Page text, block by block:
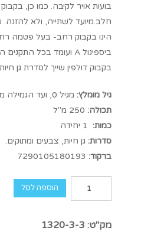
בועות אויר לקיבה. כמו כן,
חלב.מיועד לשתייה, ולא
הינו בקבוק רחב- בעל פטמה
ביספינול A ועומד בכל התקנים הנדרשים למוצרי תינוקות.
בקבוק דולפין שייך לסדרת גן חיות
גיל מומלץ: מגיל 0, ועד הגמילה מהבקבוק.
תכולה:
כמות:
סדרות: גן חיות, צבעים ומתוקים.
ברקוד: 7290105180193
הוספה לסל
מק"ט: 1320-3-3